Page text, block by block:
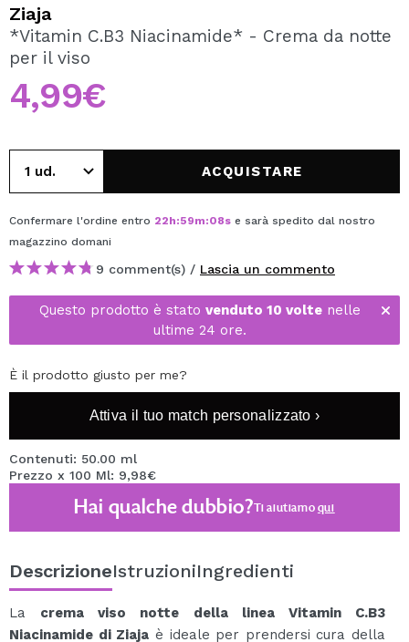
Creando un account su Maquibeauty.it potrai fare i tuoi
acquisti velocemente, controllare lo stato dei tuoi ordini e
Ziaja
*Vitamin C.B3 Niacinamide* - Crema da notte
per il viso
4,99€
ACQUISTARE
Confermare l'ordine entro 22h:59m:08s e sarà spedito dal nostro
magazzino domani
9 comment(s) / Lascia un commento
Questo prodotto è stato venduto 10 volte nelle
ultime 24 ore.
È il prodotto giusto per me?
Attiva il tuo match personalizzato ›
Contenuti: 50.00 ml
Prezzo x 100 Ml: 9,98€
Hai qualche dubbio?Ti aiutiamoqui
DescrizioneIstruzioniIngredienti
La crema viso notte della linea Vitamin C.B3
Niacinamide di Ziaja è ideale per prendersi cura della